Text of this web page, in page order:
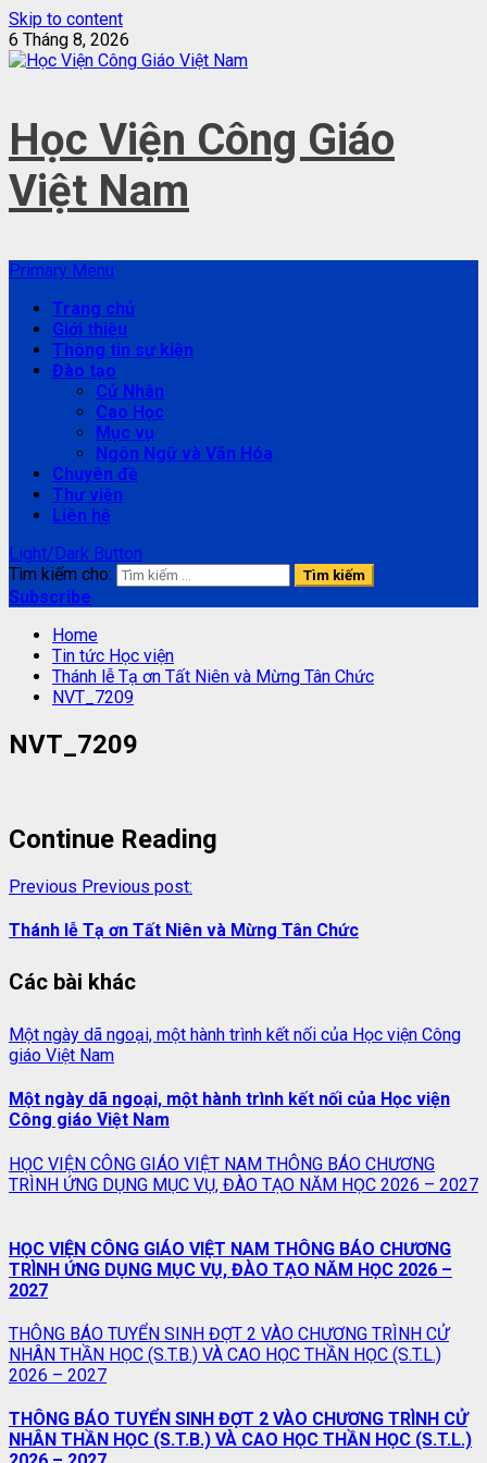
Skip to content
6 Tháng 8, 2026
Học Viện Công Giáo
Việt Nam
Primary Menu
Trang chủ
Giới thiệu
Thông tin sự kiện
Đào tạo
Cử Nhân
Cao Học
Mục vụ
Ngôn Ngữ và Văn Hóa
Chuyên đề
Thư viện
Liên hệ
Light/Dark Button
Tìm kiếm cho:
Subscribe
Home
Tin tức Học viện
Thánh lễ Tạ ơn Tất Niên và Mừng Tân Chức
NVT_7209
NVT_7209
Continue Reading
Previous Previous post:
Thánh lễ Tạ ơn Tất Niên và Mừng Tân Chức
Các bài khác
Một ngày dã ngoại, một hành trình kết nối của Học viện Công
giáo Việt Nam
Một ngày dã ngoại, một hành trình kết nối của Học viện
Công giáo Việt Nam
HỌC VIỆN CÔNG GIÁO VIỆT NAM THÔNG BÁO CHƯƠNG
TRÌNH ỨNG DỤNG MỤC VỤ, ĐÀO TẠO NĂM HỌC 2026 – 2027
HỌC VIỆN CÔNG GIÁO VIỆT NAM THÔNG BÁO CHƯƠNG
TRÌNH ỨNG DỤNG MỤC VỤ, ĐÀO TẠO NĂM HỌC 2026 –
2027
THÔNG BÁO TUYỂN SINH ĐỢT 2 VÀO CHƯƠNG TRÌNH CỬ
NHÂN THẦN HỌC (S.T.B.) VÀ CAO HỌC THẦN HỌC (S.T.L.)
2026 – 2027
THÔNG BÁO TUYỂN SINH ĐỢT 2 VÀO CHƯƠNG TRÌNH CỬ
NHÂN THẦN HỌC (S.T.B.) VÀ CAO HỌC THẦN HỌC (S.T.L.)